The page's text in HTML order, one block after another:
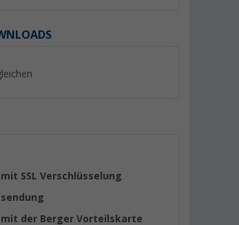
SSL Verschlüsselung
mit der Berger Vorteilskarte
(52)